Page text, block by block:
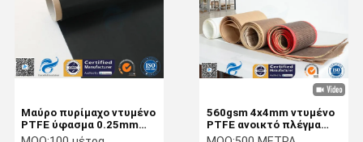
Μαύρο πυρίμαχο ντυμένο
PTFE ύφασμα 0.25mm
φίμπεργκλας 520 γ/
560gsm 4x4mm ντυμένο
PTFE ανοικτό πλέγμα
φίμπεργκλας για Tortilla